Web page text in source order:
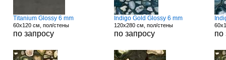
Titanium Glossy 6 mm
60x120 см, пол/стены
по запросу
Indigo Gold Glossy 6 mm
120x280 см, пол/стены
по запросу по